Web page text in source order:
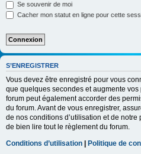
Se souvenir de moi
Cacher mon statut en ligne pour cette
S’ENREGISTRER
Vous devez être enregistré pour vous
que quelques secondes et augmente vos
forum peut également accorder des
du forum. Avant de vous enregistrer,
de nos conditions d’utilisation et de
de bien lire tout le règlement du forum.
Conditions d’utilisation | Politique de